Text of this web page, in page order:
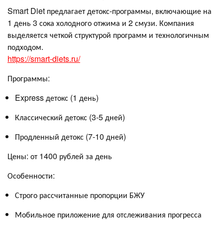
Smart Diet предлагает детокс-программы, включающие на
1 день 3 сока холодного отжима и 2 смузи. Компания
выделяется четкой структурой программ и технологичным
подходом.
https://smart-diets.ru/
Программы:
Express детокс (1 день)
Классический детокс (3-5 дней)
Продленный детокс (7-10 дней)
Цены: от 1400 рублей за день
Особенности:
Строго рассчитанные пропорции БЖУ
Мобильное приложение для отслеживания прогресса